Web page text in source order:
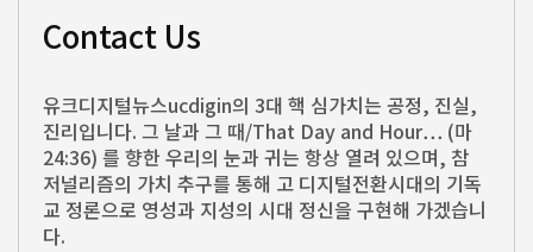
Contact Us
유크디지털뉴스ucdigin의 3대 핵 심가치는 공정, 진실,
진리입니다. 그 날과 그 때/That Day and Hour… (마
24:36) 를 향한 우리의 눈과 귀는 항상 열려 있으며, 참
저널리즘의 가치 추구를 통해 고 디지털전환시대의 기독
교 정론으로 영성과 지성의 시대 정신을 구현해 가겠습니
다.